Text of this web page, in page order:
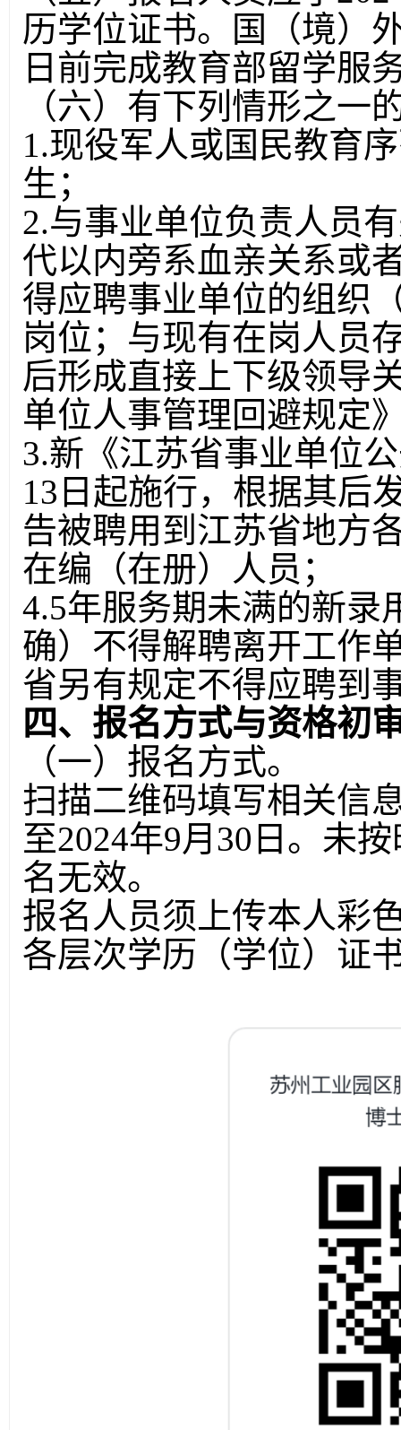
历学位证书。国（境）
日前完成教育部留学服
（六）有下列情形之一
1.现役军人或国民教育
生；
2.与事业单位负责人员
代以内旁系血亲关系或
得应聘事业单位的组织
岗位；与现有在岗人员
后形成直接上下级领导
单位人事管理回避规定
3.新《江苏省事业单位
13日起施行，根据其后
告被聘用到江苏省地方
在编（在册）人员；
4.5年服务期未满的新录
确）不得解聘离开工作
省另有规定不得应聘到
四、报名方式与资格初
（一）报名方式。
扫描二维码填写相关信
至2024年9月30日。未
名无效。
报名人员须上传本人彩
各层次学历（学位）证